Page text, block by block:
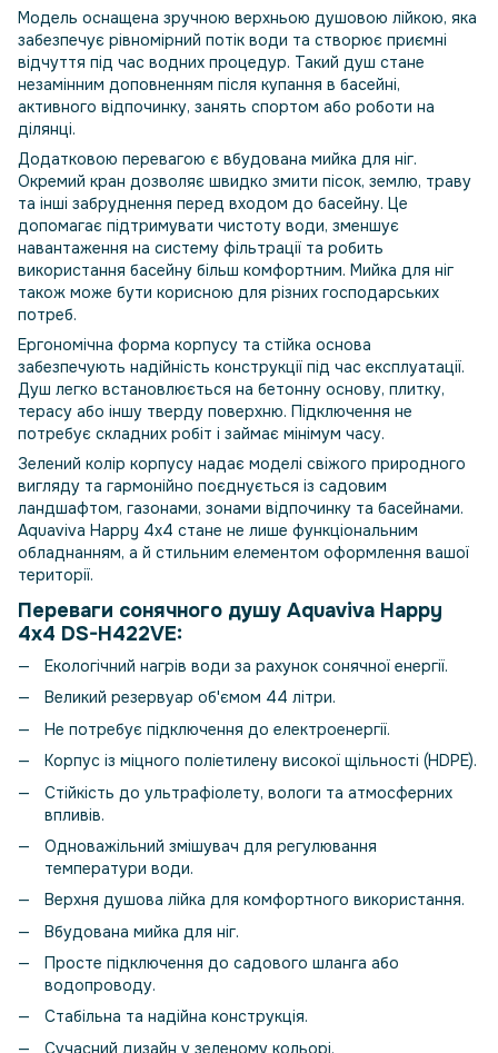
Модель оснащена зручною верхньою душовою лійкою, яка
забезпечує рівномірний потік води та створює приємні
відчуття під час водних процедур. Такий душ стане
незамінним доповненням після купання в басейні,
активного відпочинку, занять спортом або роботи на
ділянці.
Додатковою перевагою є вбудована мийка для ніг.
Окремий кран дозволяє швидко змити пісок, землю, траву
та інші забруднення перед входом до басейну. Це
допомагає підтримувати чистоту води, зменшує
навантаження на систему фільтрації та робить
використання басейну більш комфортним. Мийка для ніг
також може бути корисною для різних господарських
потреб.
Ергономічна форма корпусу та стійка основа
забезпечують надійність конструкції під час експлуатації.
Душ легко встановлюється на бетонну основу, плитку,
терасу або іншу тверду поверхню. Підключення не
потребує складних робіт і займає мінімум часу.
Зелений колір корпусу надає моделі свіжого природного
вигляду та гармонійно поєднується із садовим
ландшафтом, газонами, зонами відпочинку та басейнами.
Aquaviva Happy 4x4 стане не лише функціональним
обладнанням, а й стильним елементом оформлення вашої
території.
Переваги сонячного душу Aquaviva Happy
4x4 DS-H422VE:
Екологічний нагрів води за рахунок сонячної енергії.
Великий резервуар об'ємом 44 літри.
Не потребує підключення до електроенергії.
Корпус із міцного поліетилену високої щільності (HDPE).
Стійкість до ультрафіолету, вологи та атмосферних
впливів.
Одноважільний змішувач для регулювання
температури води.
Верхня душова лійка для комфортного використання.
Вбудована мийка для ніг.
Просте підключення до садового шланга або
водопроводу.
Стабільна та надійна конструкція.
Сучасний дизайн у зеленому кольорі.